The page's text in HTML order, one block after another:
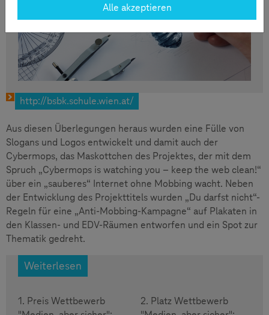
http://bsbk.schule.wien.at/
Aus diesen Überlegungen heraus wurden eine Fülle von
Slogans und Logos entwickelt und damit auch der
Cybermops, das Maskottchen des Projektes, der mit dem
Spruch „Cybermops is watching you – keep the web clean!“
über ein „sauberes“ Internet ohne Mobbing wacht. Neben
der Entwicklung des Projekttitels wurden „Du darfst nicht“-
Regeln für eine „Anti-Mobbing-Kampagne“ auf Plakaten in
den Klassen- und EDV-Räumen entworfen und ein Spot zur
Thematik gedreht.
Weiterlesen
1. Preis Wettbewerb
2. Platz Wettbewerb
Alle akzeptieren